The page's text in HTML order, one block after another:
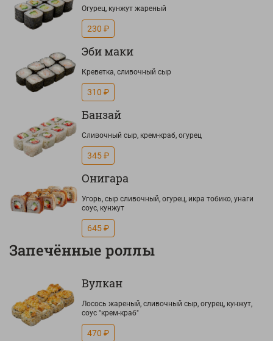
Огурец, кунжут жареный
230 ₽
Эби маки
Креветка, сливочный сыр
310 ₽
Банзай
Сливочный сыр, крем-краб, огурец
345 ₽
Онигара
Угорь, сыр сливочный, огурец, икра тобико, унаги
соус, кунжут
645 ₽
Запечённые роллы
Вулкан
Лосось жареный, сливочный сыр, огурец, кунжут,
соус "крем-краб"
470 ₽